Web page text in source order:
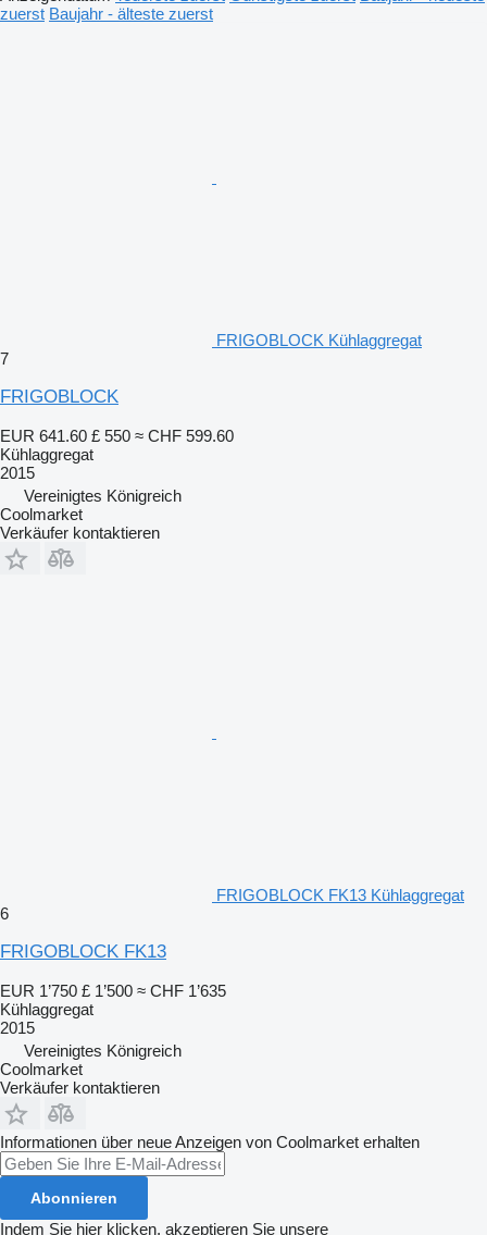
zuerst Baujahr - älteste zuerst
FRIGOBLOCK Kühlaggregat
7
FRIGOBLOCK
EUR 641.60 £ 550 ≈ CHF 599.60
Kühlaggregat
2015
Vereinigtes Königreich
Coolmarket
Verkäufer kontaktieren
FRIGOBLOCK FK13 Kühlaggregat
6
FRIGOBLOCK FK13
EUR 1’750 £ 1’500 ≈ CHF 1’635
Kühlaggregat
2015
Vereinigtes Königreich
Coolmarket
Verkäufer kontaktieren
Informationen über neue Anzeigen von Coolmarket erhalten
Abonnieren
Indem Sie hier klicken, akzeptieren Sie unsere